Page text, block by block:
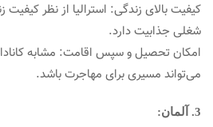
کیفیت بالای زندگی: استرالیا از نظر
شغلی جذابیت دارد.
امکان تحصیل و سپس اقامت: مشابه
می‌تواند مسیری برای مهاجرت باشد.
3. آلمان: